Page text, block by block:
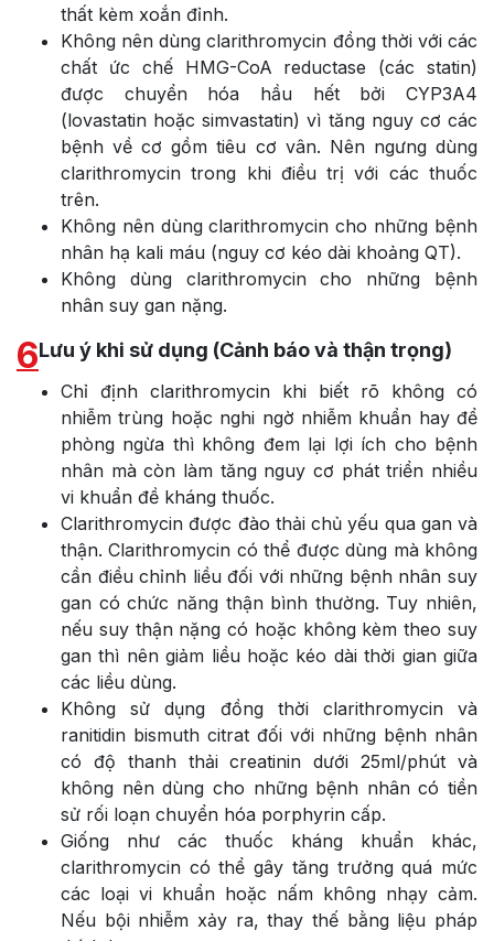
thất kèm xoắn đỉnh.
Không nên dùng clarithromycin đồng thời với các
chất ức chế HMG-CoA reductase (các statin)
được chuyển hóa hầu hết bởi CYP3A4
(lovastatin hoặc simvastatin) vì tăng nguy cơ các
bệnh về cơ gồm tiêu cơ vân. Nên ngưng dùng
clarithromycin trong khi điều trị với các thuốc
trên.
Không nên dùng clarithromycin cho những bệnh
nhân hạ kali máu (nguy cơ kéo dài khoảng QT).
Không dùng clarithromycin cho những bệnh
nhân suy gan nặng.
6Lưu ý khi sử dụng (Cảnh báo và thận trọng)
Chỉ định clarithromycin khi biết rõ không có
nhiễm trùng hoặc nghi ngờ nhiễm khuẩn hay để
phòng ngừa thì không đem lại lợi ích cho bệnh
nhân mà còn làm tăng nguy cơ phát triển nhiều
vi khuẩn đề kháng thuốc.
Clarithromycin được đào thải chủ yếu qua gan và
thận. Clarithromycin có thể được dùng mà không
cần điều chỉnh liều đối với những bệnh nhân suy
gan có chức năng thận bình thường. Tuy nhiên,
nếu suy thận nặng có hoặc không kèm theo suy
gan thì nên giảm liều hoặc kéo dài thời gian giữa
các liều dùng.
Không sử dụng đồng thời clarithromycin và
ranitidin bismuth citrat đối với những bệnh nhân
có độ thanh thải creatinin dưới 25ml/phút và
không nên dùng cho những bệnh nhân có tiền
sử rối loạn chuyển hóa porphyrin cấp.
Giống như các thuốc kháng khuẩn khác,
clarithromycin có thể gây tăng trưởng quá mức
các loại vi khuẩn hoặc nấm không nhạy cảm.
Nếu bội nhiễm xảy ra, thay thế bằng liệu pháp